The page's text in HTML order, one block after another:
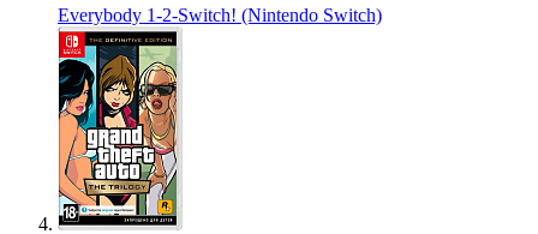
Everybody 1-2-Switch! (Nintendo Switch)